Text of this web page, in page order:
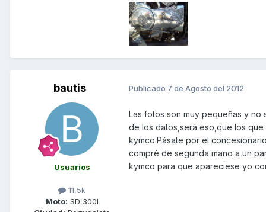
bautis
Usuarios
11,5k
Moto: SD 300I
Publicado 7 de Agosto del 2012
Las fotos son muy pequeñas y no
de los datos,será eso,que los
kymco.Pásate por el
compré de segunda mano a un
kymco para que apareciese yo